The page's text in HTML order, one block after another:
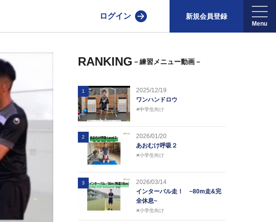
ログイン 新規会員登録
RANKING －練習メニュー動画－
1
2025/12/19
ワンハンドロウ
#中学生向け
2
2026/01/20
あおむけ呼吸２
#小学生向け
3
2026/03/14
インターバル走！ ~80m走&完
全休息~
#小学生向け